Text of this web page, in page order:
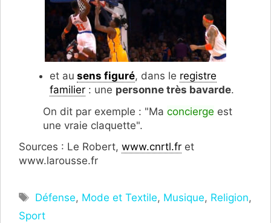
et au sens figuré, dans le registre
familier : une personne très bavarde.
On dit par exemple : "Ma concierge est
une vraie claquette".
Sources : Le Robert, www.cnrtl.fr et
www.larousse.fr
Étiquettes
Défense, Mode et Textile, Musique, Religion,
Sport